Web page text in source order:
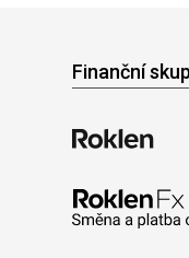
Finanční